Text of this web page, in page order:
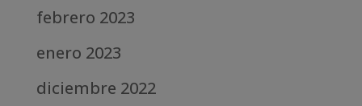
febrero 2023
enero 2023
diciembre 2022